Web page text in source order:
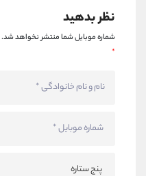
نظر بدهید
شماره موبایل شما منتشر نخواهد شد.
*